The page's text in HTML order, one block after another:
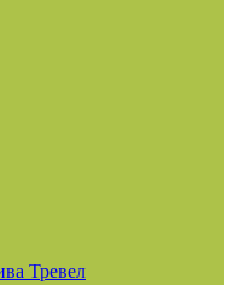
Тревел